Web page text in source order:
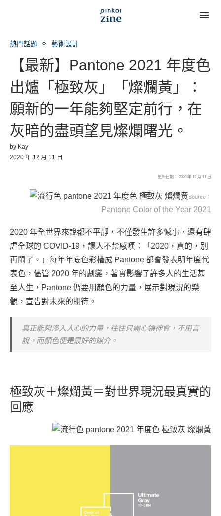
熱門話題 藝術設計
【最新】Pantone 2021 年度色
出爐「極致灰」「燦爛黃」：
願新的一年能夠堅定前行，在
灰暗的盡頭望見燦爛曙光。
by Kay
2020 年 12 月 11 日
更新日期： 2020 年 12 月 11 日
Source：
Pantone Color of the Year 2021
2020 年全世界來說都不平靜，不僅發生許多憾事，還有肆
虐全球的 COVID-19，讓人不禁感嘆：「2020，真的，別
再鬧了。」每年年底色彩權威 Pantone 都會發表明年度代
表色，儘管 2020 年的劇變，著實影響了許多人的生活甚
至人生，Pantone 仍要用顏色的力量，展示對現況的樂
觀，宣告對未來的期待。
真正能夠滲入人心的力量，往往只需心領神會，不用言
說，而顏色便是最好的媒介。
極致灰＋燦爛黃＝對世界現況最真實的
回應